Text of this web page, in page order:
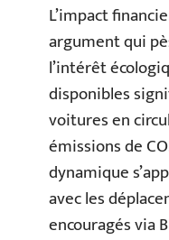
L’impact
argument qui
l’intérêt
disponibles
voitures en
émissions de
dynamique
avec les
encouragés via